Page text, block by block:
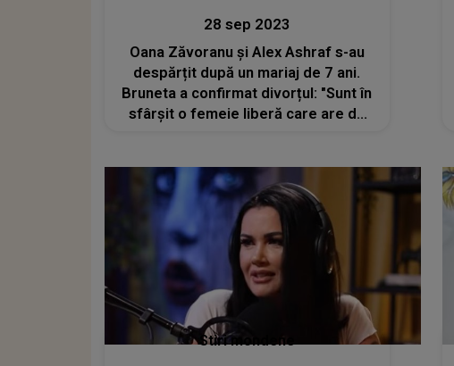
28 sep 2023
Oana Zăvoranu și Alex Ashraf s-au
despărțit după un mariaj de 7 ani.
Bruneta a confirmat divorțul: "Sunt în
sfârșit o femeie liberă care are de
Stiri mondene